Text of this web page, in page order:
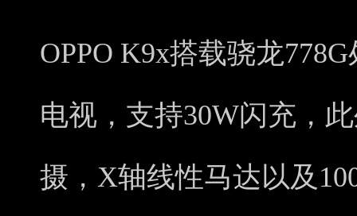
OPPO K9x搭载骁龙
电视，支持30W闪充，
摄，X轴线性马达以及